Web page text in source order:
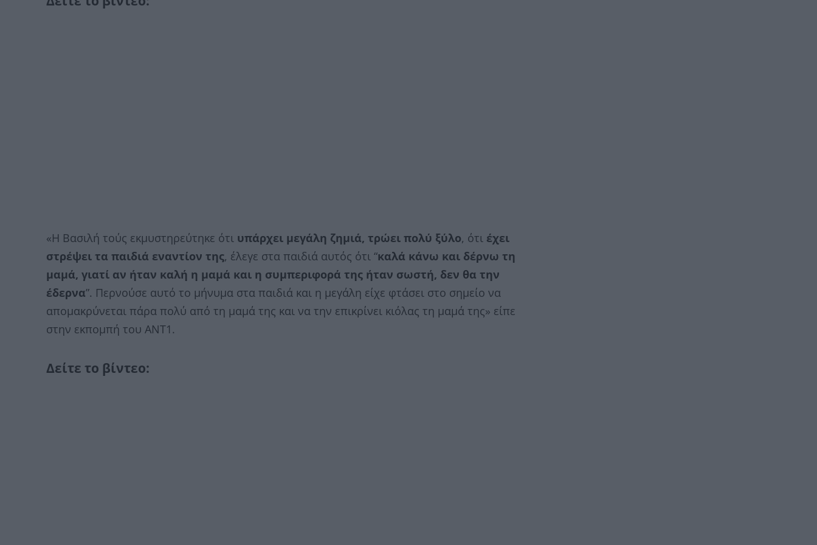
«Η Βασιλή τούς εκμυστηρεύτηκε ότι υπάρχει μεγάλη ζημιά, τρώει πολύ ξύλο, ότι έχει
στρέψει τα παιδιά εναντίον της, έλεγε στα παιδιά αυτός ότι “καλά κάνω και δέρνω τη
μαμά, γιατί αν ήταν καλή η μαμά και η συμπεριφορά της ήταν σωστή, δεν θα την
έδερνα”. Περνούσε αυτό το μήνυμα στα παιδιά και η μεγάλη είχε φτάσει στο σημείο να
απομακρύνεται πάρα πολύ από τη μαμά της και να την επικρίνει κιόλας τη μαμά της» είπε
στην εκπομπή του ΑΝΤ1.
Δείτε το βίντεο: